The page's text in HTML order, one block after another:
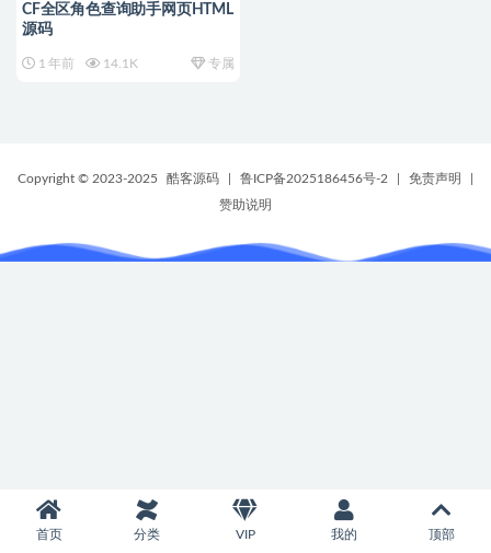
CF全区角色查询助手网页HTML
源码
1 年前 14.1K 专属
Copyright © 2023-2025 酷客源码 鲁ICP备2025186456号-2 免责声明
赞助说明
首页 分类 VIP 我的 顶部